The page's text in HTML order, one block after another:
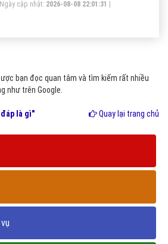
Ngày cập nhật: 2026-08-08 22:01:31
bạn đọc quan tâm và tìm kiếm rất nhiều
như trên Google.
là gì" Quay lại trang chủ